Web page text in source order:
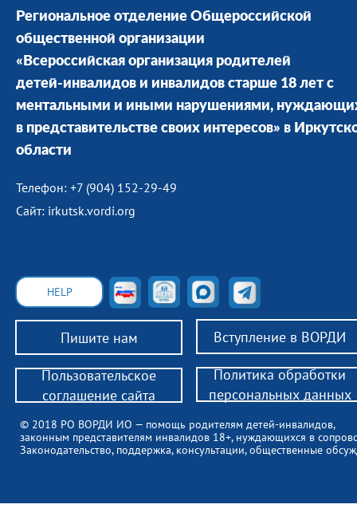
Региональное отделение Общероссийской
общественной организации
«Всероссийская организация родителей
детей-инвалидов и инвалидов старше 18 лет с
ментальными и иными нарушениями,
в представительстве своих интересов» в
области
Телефон: +7 (904) 152-29-49
Сайт: irkutsk.vordi.org
Пишите нам Вступление в ВОРДИ
© 2018 РО ВОРДИ ИО — помощь родителям детей-инвалидов,
законным представителям инвалидов 18+, нуждающихся в
Законодательство, поддержка, консультации, общественные
HELP
Пользовательское
соглашение сайта
Политика обработки
персональных данных